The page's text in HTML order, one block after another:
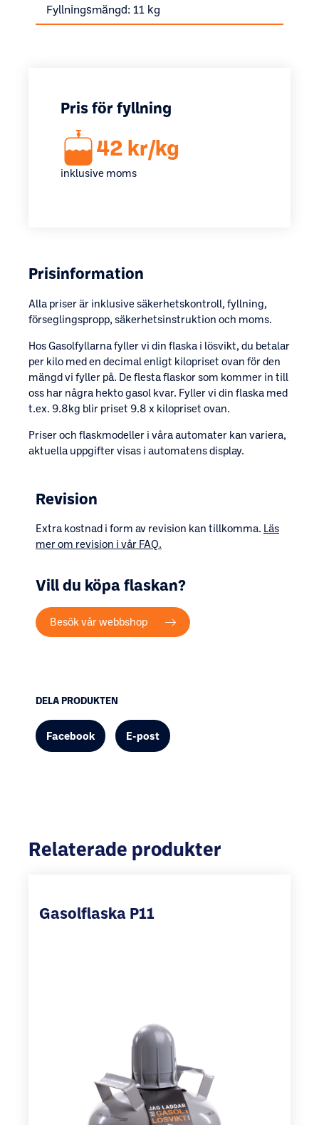
Fyllningsmängd: 11 kg
Pris för fyllning
42 kr/kg
inklusive moms
Prisinformation
Alla priser är inklusive säkerhetskontroll, fyllning,
förseglingspropp, säkerhetsinstruktion och moms.
Hos Gasolfyllarna fyller vi din flaska i lösvikt, du betalar
per kilo med en decimal enligt kilopriset ovan för den
mängd vi fyller på. De flesta flaskor som kommer in till
oss har några hekto gasol kvar. Fyller vi din flaska med
t.ex. 9.8kg blir priset 9.8 x kilopriset ovan.
Priser och flaskmodeller i våra automater kan variera,
aktuella uppgifter visas i automatens display.
Revision
Extra kostnad i form av revision kan tillkomma. Läs
mer om revision i vår FAQ.
Vill du köpa flaskan?
Besök vår webbshop
DELA PRODUKTEN
Facebook E-post
Relaterade produkter
Gasolflaska P11